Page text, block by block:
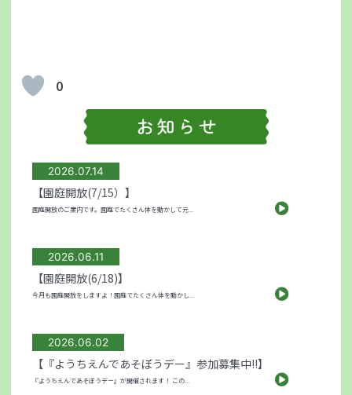
0
2026.07.14
【園庭開放(7/15）】
園庭開放のご案内です。園庭でたくさん体を動かして元...
2026.06.11
【園庭開放(6/18)】
今月も園庭開放をしますよ！園庭でたくさん体を動かし...
2026.06.02
【『ようちえんであそぼうデー』参加募集中!!】
『ようちえんであそぼうデー』が開催されます！ この...